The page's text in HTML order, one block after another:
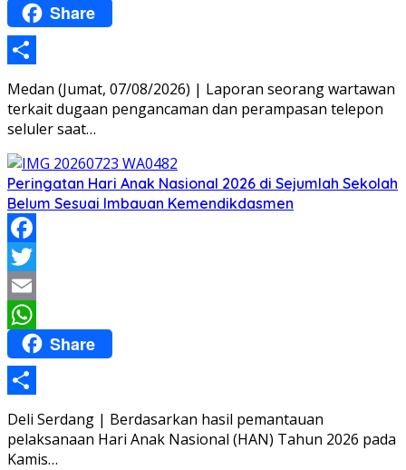
WhatsApp
Share
Share
Medan (Jumat, 07/08/2026) | Laporan seorang wartawan
terkait dugaan pengancaman dan perampasan telepon
seluler saat…
Peringatan Hari Anak Nasional 2026 di Sejumlah Sekolah
Belum Sesuai Imbauan Kemendikdasmen
Facebook
Twitter
Email
WhatsApp
Share
Share
Deli Serdang | Berdasarkan hasil pemantauan
pelaksanaan Hari Anak Nasional (HAN) Tahun 2026 pada
Kamis…